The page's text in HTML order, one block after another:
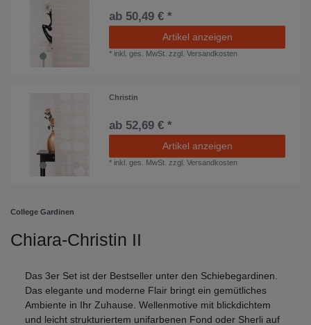
ab 50,49 € *
Artikel anzeigen
* inkl. ges. MwSt. zzgl.Versandkosten
Christin
ab 52,69 € *
Artikel anzeigen
* inkl. ges. MwSt. zzgl.Versandkosten
College Gardinen
Chiara-Christin II
Das 3er Set ist der Bestseller unter den Schiebegardinen.
Das elegante und moderne Flair bringt ein gemütliches
Ambiente in Ihr Zuhause. Wellenmotive mit blickdichtem
und leicht strukturiertem unifarbenen Fond oder Sherli auf